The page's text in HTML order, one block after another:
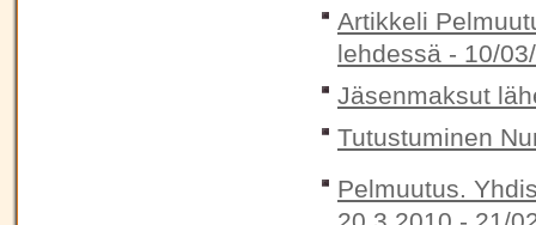
Artikkeli
lehdessä - 10/
Jäsenmaksut
Tutustuminen
Pelmuutus.